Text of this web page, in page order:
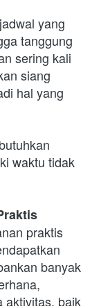
yang
tanggung
sering kali
siang
hal yang
waktu tidak
praktis
banyak
aktivitas, baik